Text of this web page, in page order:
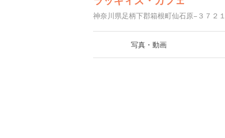
神奈川県足柄下郡箱根町仙石原−３７２１
写真・動画